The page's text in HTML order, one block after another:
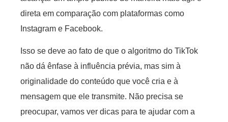
direta em comparação com plataformas como
Instagram e Facebook.
Isso se deve ao fato de que o algoritmo do TikTok
não dá ênfase à influência prévia, mas sim à
originalidade do conteúdo que você cria e à
mensagem que ele transmite. Não precisa se
preocupar, vamos ver dicas para te ajudar com a